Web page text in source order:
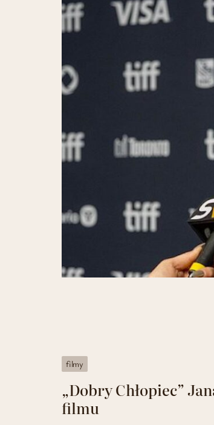
filmy
„Dobry Chłopiec”
filmu